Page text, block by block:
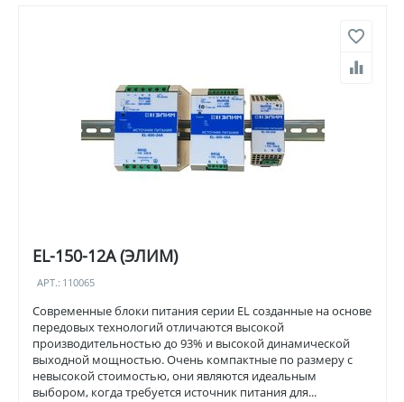
EL-150-12A (ЭЛИМ)
АРТ.: 110065
Современные блоки питания серии EL созданные на основе
передовых технологий отличаются высокой
производительностью до 93% и высокой динамической
выходной мощностью. Очень компактные по размеру с
невысокой стоимостью, они являются идеальным
выбором, когда требуется источник питания для...